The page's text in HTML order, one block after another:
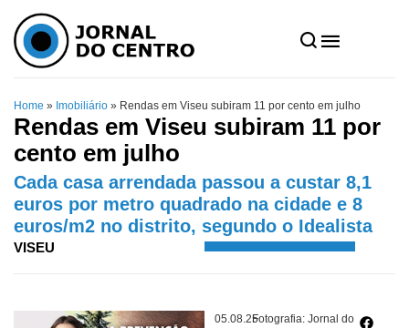
Home » Imobiliário » Rendas em Viseu subiram 11 por cento em julho
Rendas em Viseu subiram 11 por
cento em julho
Cada casa arrendada passou a custar 8,1
euros por metro quadrado na cidade e 8
euros/m2 no distrito, segundo o Idealista
VISEU
05.08.25Fotografia: Jornal do